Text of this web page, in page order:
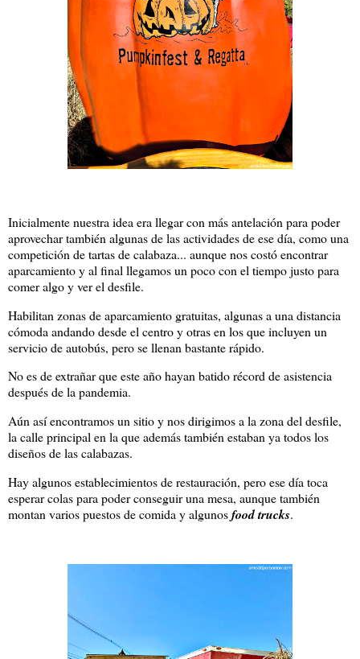
Inicialmente nuestra idea era llegar con más antelación para poder
aprovechar también algunas de las actividades de ese día, como una
competición de tartas de calabaza... aunque nos costó encontrar
aparcamiento y al final llegamos un poco con el tiempo justo para
comer algo y ver el desfile.
Habilitan zonas de aparcamiento gratuitas, algunas a una distancia
cómoda andando desde el centro y otras en los que incluyen un
servicio de autobús, pero se llenan bastante rápido.
No es de extrañar que este año hayan batido récord de asistencia
después de la pandemia.
Aún así encontramos un sitio y nos dirigimos a la zona del desfile,
la calle principal en la que además también estaban ya todos los
diseños de las calabazas.
Hay algunos establecimientos de restauración, pero ese día toca
esperar colas para poder conseguir una mesa, aunque también
montan varios puestos de comida y algunosfood trucks.